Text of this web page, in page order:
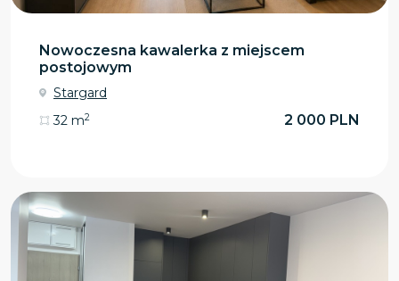
Nowoczesna kawalerka z miejscem
postojowym
Stargard
32 m2 2 000 PLN